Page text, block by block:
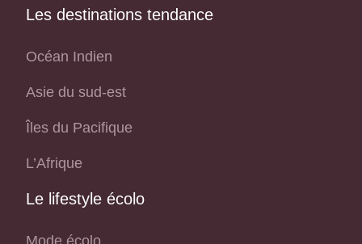
Les destinations tendance
Océan Indien
Asie du sud-est
Îles du Pacifique
L’Afrique
Le lifestyle écolo
Mode écolo